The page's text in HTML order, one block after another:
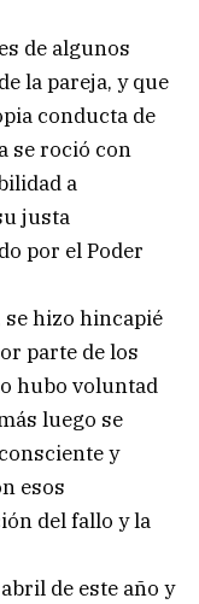
de algunos
la pareja, y que
conducta de
se roció con
a
justa
por el Poder
hizo hincapié
parte de los
hubo voluntad
luego se
y
esos
del fallo y la
de este año y